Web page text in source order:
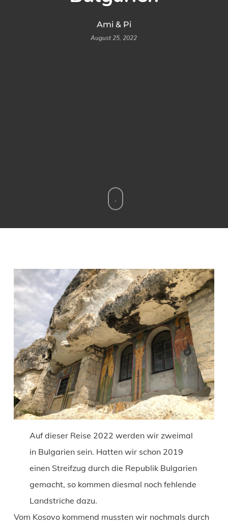
Ami & Pi
August 25, 2022
Auf dieser Reise 2022 werden wir zweimal
in Bulgarien sein. Hatten wir schon 2019
einen Streifzug durch die Republik Bulgarien
gemacht, so kommen diesmal noch fehlende
Landstriche dazu.
Vom Kosovo kommend mussten wir nochmals durch